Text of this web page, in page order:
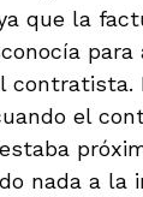
que la
contratista.
el
nada a la